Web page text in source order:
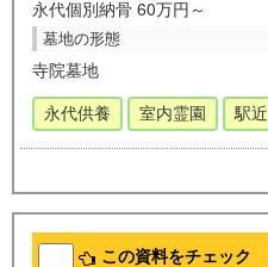
永代個別納骨 60万円～
墓地の形態
寺院墓地
永代供養 室内霊園 駅近
この資料をチェック